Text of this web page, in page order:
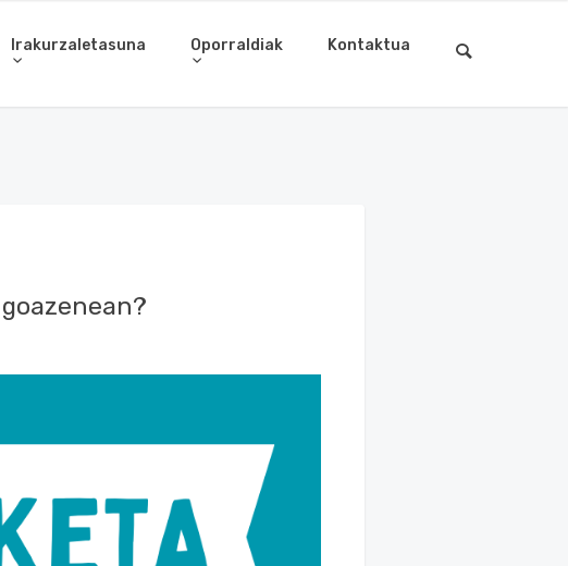
Irakurzaletasuna Oporraldiak Kontaktua